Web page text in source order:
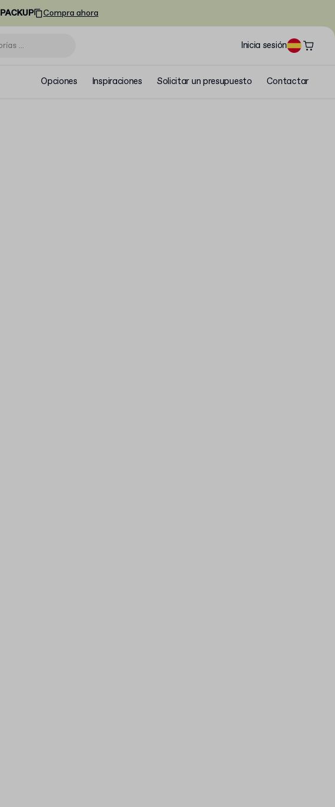
PACKUP Compra ahora
Inicia sesión
Opciones Inspiraciones Solicitar un presupuesto Contactar